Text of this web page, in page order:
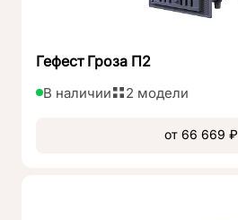
Гефест Гроза П2
В наличии 2 модели
от 66 669 ₽